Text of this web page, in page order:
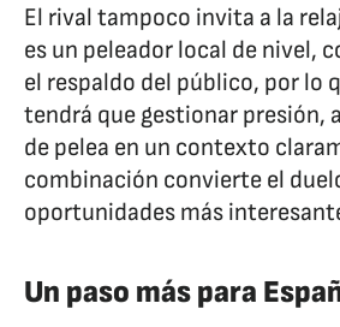
El rival tampoco invita a la
es un peleador local de nivel,
el respaldo del público, por lo
tendrá que gestionar presión,
de pelea en un contexto
combinación convierte el
oportunidades más
Un paso más para